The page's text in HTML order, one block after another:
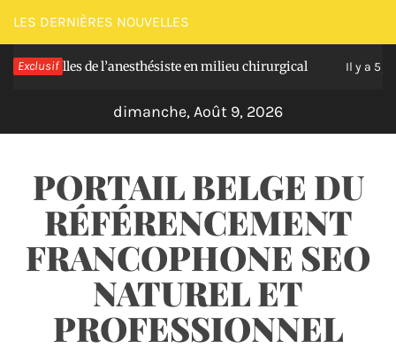
Passer
au
contenu
LES DERNIÈRES NOUVELLES
Exclusifde l’anesthésiste en milieu chirurgical Il y a 5 jours
dimanche, Août 9, 2026
PORTAIL BELGE DU
RÉFÉRENCEMENT
FRANCOPHONE SEO
NATUREL ET
PROFESSIONNEL